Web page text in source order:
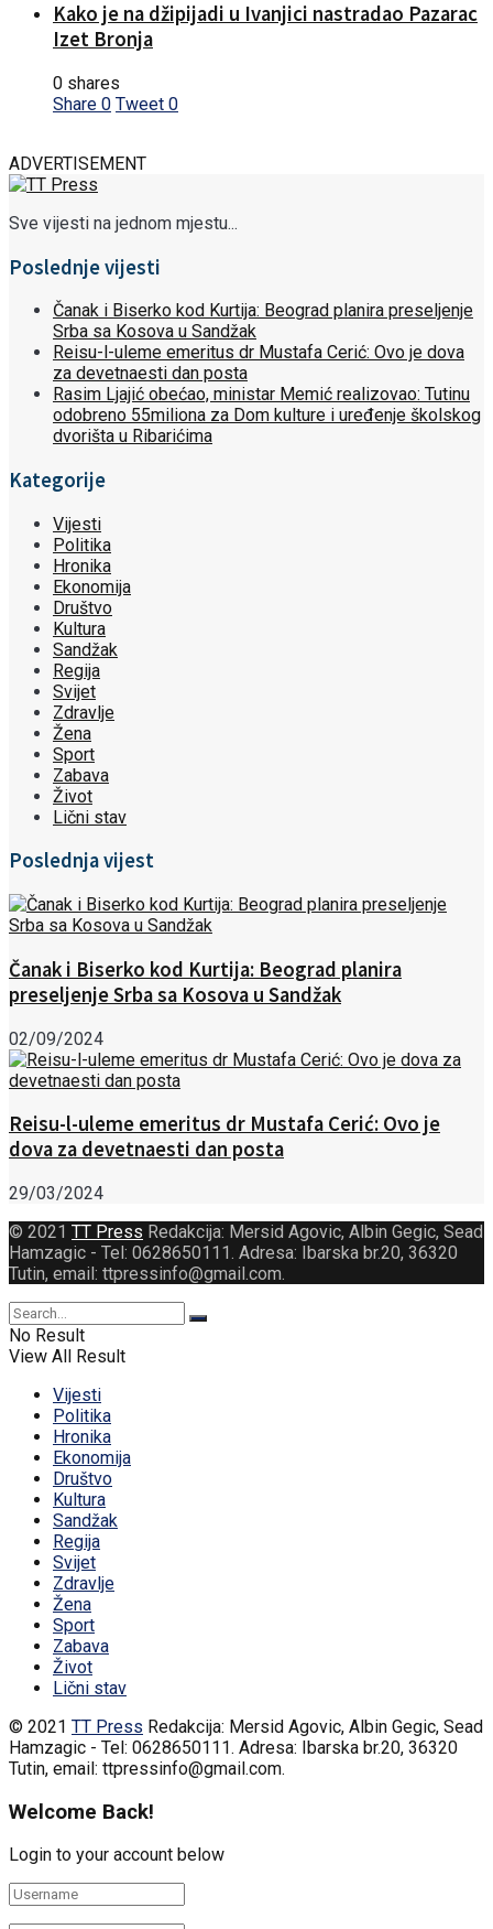
Kako je na džipijadi u Ivanjici nastradao Pazarac
Izet Bronja
0 shares
Share 0 Tweet 0
ADVERTISEMENT
Sve vijesti na jednom mjestu...
Poslednje vijesti
Čanak i Biserko kod Kurtija: Beograd planira preseljenje
Srba sa Kosova u Sandžak
Reisu-l-uleme emeritus dr Mustafa Cerić: Ovo je dova
za devetnaesti dan posta
Rasim Ljajić obećao, ministar Memić realizovao: Tutinu
odobreno 55miliona za Dom kulture i uređenje školskog
dvorišta u Ribarićima
Kategorije
Vijesti
Politika
Hronika
Ekonomija
Društvo
Kultura
Sandžak
Regija
Svijet
Zdravlje
Žena
Sport
Zabava
Život
Lični stav
Poslednja vijest
Čanak i Biserko kod Kurtija: Beograd planira
preseljenje Srba sa Kosova u Sandžak
02/09/2024
Reisu-l-uleme emeritus dr Mustafa Cerić: Ovo je
dova za devetnaesti dan posta
29/03/2024
© 2021 TT Press Redakcija: Mersid Agovic, Albin Gegic, Sead
Hamzagic - Tel: 0628650111. Adresa: Ibarska br.20, 36320
Tutin, email: ttpressinfo@gmail.com.
No Result
View All Result
Vijesti
Politika
Hronika
Ekonomija
Društvo
Kultura
Sandžak
Regija
Svijet
Zdravlje
Žena
Sport
Zabava
Život
Lični stav
© 2021 TT Press Redakcija: Mersid Agovic, Albin Gegic, Sead
Hamzagic - Tel: 0628650111. Adresa: Ibarska br.20, 36320
Tutin, email: ttpressinfo@gmail.com.
Welcome Back!
Login to your account below